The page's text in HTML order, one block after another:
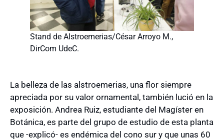
Stand de Alstroemerias/César Arroyo M.,
DirCom UdeC.
La belleza de las alstroemerias, una flor siempre
apreciada por su valor ornamental, también lució en la
exposición. Andrea Ruiz, estudiante del Magíster en
Botánica, es parte del grupo de estudio de esta planta
que -explicó- es endémica del cono sur y que unas 60